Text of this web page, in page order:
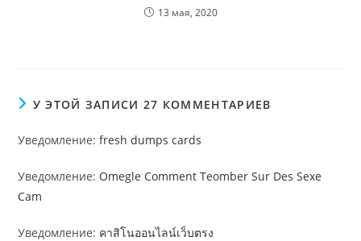
13 мая, 2020
У ЭТОЙ ЗАПИСИ 27 КОММЕНТАРИЕВ
Уведомление:fresh dumps cards
Уведомление: Omegle Comment Teomber Sur Des Sexe
Cam
Уведомление: คาสิโนออนไลน์เว็บตรง